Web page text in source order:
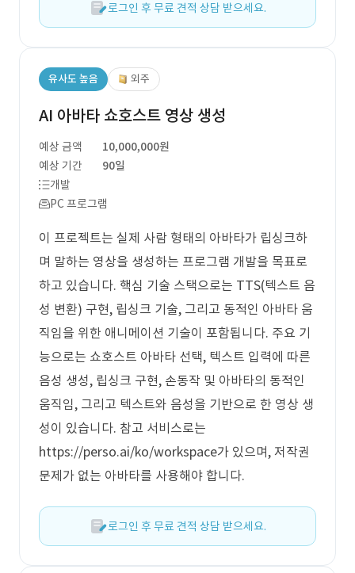
로그인 후 무료 견적 상담 받으세요.
유사도 높음 외주
AI 아바타 쇼호스트 영상 생성
예상 금액
10,000,000원
예상 기간
90일
개발
PC 프로그램
이 프로젝트는 실제 사람 형태의 아바타가 립싱크하
며 말하는 영상을 생성하는 프로그램 개발을 목표로
하고 있습니다. 핵심 기술 스택으로는 TTS(텍스트 음
성 변환) 구현, 립싱크 기술, 그리고 동적인 아바타 움
직임을 위한 애니메이션 기술이 포함됩니다. 주요 기
능으로는 쇼호스트 아바타 선택, 텍스트 입력에 따른
음성 생성, 립싱크 구현, 손동작 및 아바타의 동적인
움직임, 그리고 텍스트와 음성을 기반으로 한 영상 생
성이 있습니다. 참고 서비스로는
https://perso.ai/ko/workspace가 있으며, 저작권
문제가 없는 아바타를 사용해야 합니다.
로그인 후 무료 견적 상담 받으세요.